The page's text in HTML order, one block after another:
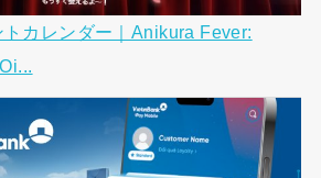
トカレンダー｜Anikura Fever: